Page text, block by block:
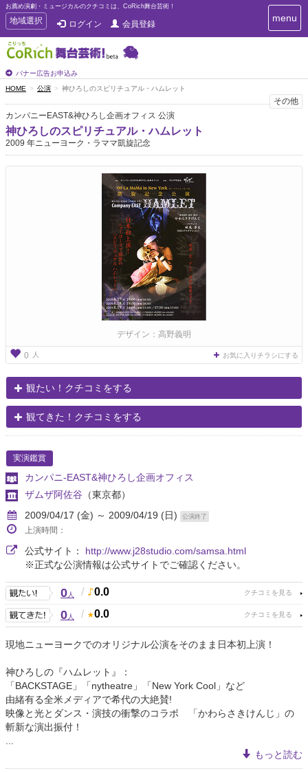
お薦め演劇・ミュージカルのクチコミは、CoRich舞台芸術！
T
o
g
g
e
n
a
v
i
g
a
地域選択 ログイン 会員登録
バナー広告お申込み
T
o
n
g
a
menu
HOME 公演 神ひろしのスピリチュアル・ハムレット
その他
カンパニーEAST&神ひろし企画オフィス 公演
神ひろしのスピリチュアル・ハムレット
2009 年ニューヨーク・ラママ凱旋記念
デザイン：高野義明
0 人 お気に入りチラシにする
観たい！クチコミをする
観てきた！クチコミをする
実演鑑賞
カンパニ-EAST&神ひろし企画オフィス
ザムザ阿佐谷 （東京都）
2009/04/17 (金) ～ 2009/04/19 (日)
公演終了
上演時間：
公式サイト： http://www.j28studio.com/samsa.html
※正式な公演情報は公式サイトでご確認ください。
0人 / 0.0
0人 / 0.0
現地ニューヨークでのオリジナル公演をそのまま日本初上演！
神ひろしの『ハムレット』：
「BACKSTAGE」「nytheatre」「New York Cool」など
由緒有る全米メディアで希代の大絶賛!
映像と光とダンス・演技の衝撃のコラボ 「かわらさきけんじ」の
斬新な演出振付！
もっと読む